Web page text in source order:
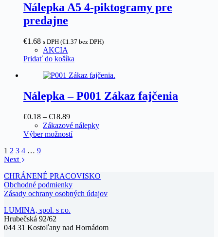
Nálepka A5 4-piktogramy pre
predajne
€1.68 s DPH (€1.37 bez DPH)
AKCIA
Pridať do košíka
Nálepka – P001 Zákaz fajčenia
€0.18 – €18.89Price
range:
€0.18
Zákazové nálepky
Výber možnostíTento
Možnosti
si
môžete
produktu.
1 2 3 4 … 9
Next
CHRÁNENÉ PRACOVISKO
Obchodné podmienky
Zásady ochrany osobných údajov
LUMINA, spol. s r.o.
Hrubečská 92/62
044 31 Kostoľany nad Hornádom